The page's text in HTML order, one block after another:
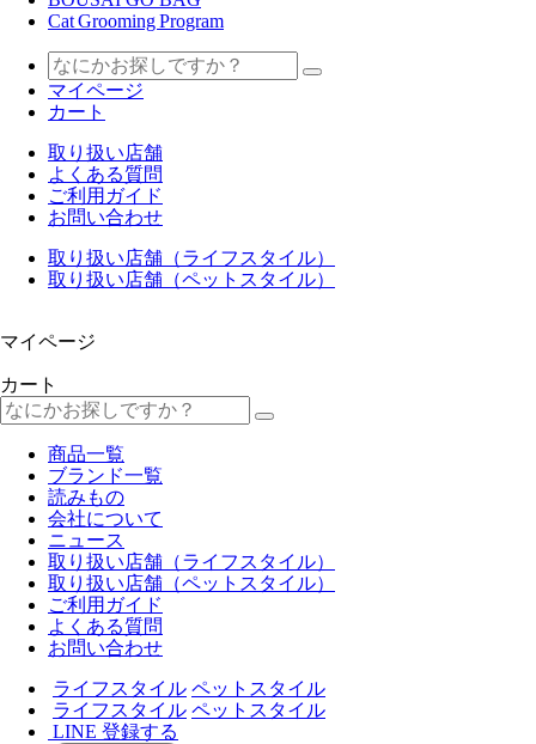
Cat Grooming Program
マイページ
カート
取り扱い店舗
よくある質問
ご利用ガイド
お問い合わせ
取り扱い店舗（ライフスタイル）
取り扱い店舗（ペットスタイル）
マイページ
カート
商品一覧
ブランド一覧
読みもの
会社について
ニュース
取り扱い店舗（ライフスタイル）
取り扱い店舗（ペットスタイル）
ご利用ガイド
よくある質問
お問い合わせ
ライフスタイル ペットスタイル
ライフスタイル ペットスタイル
LINE 登録する